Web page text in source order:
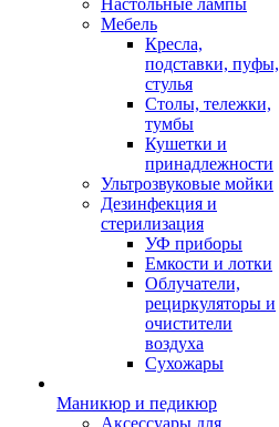
Настольные лампы
Мебель
Кресла,
подставки, пуфы,
стулья
Столы, тележки,
тумбы
Кушетки и
принадлежности
Ультрозвуковые мойки
Дезинфекция и
стерилизация
УФ приборы
Емкости и лотки
Облучатели,
рециркуляторы и
очистители
воздуха
Сухожары
Маникюр и педикюр
Аксессуары для